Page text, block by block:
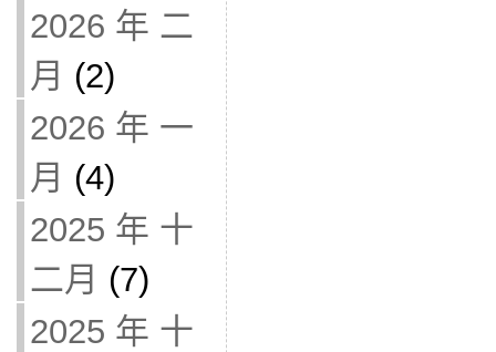
2026 年 二
月 (2)
2026 年 一
月 (4)
2025 年 十
二月 (7)
2025 年 十